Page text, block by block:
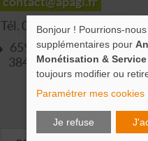
Tél. 04 76 77 20 06
659 Route de L'Isère
38420 LE VERSOUD
Bonjour ! Pourrions-
supplémentaires pour
Monétisation &
toujours modifier ou
Paramétrer mes cookies
Je refuse